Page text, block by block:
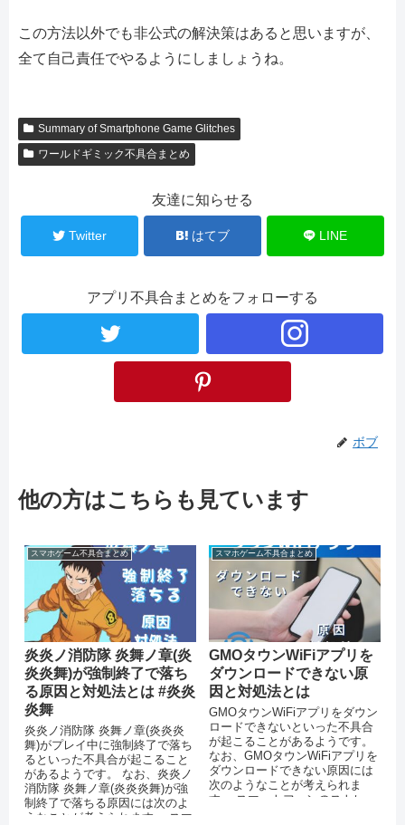
この方法以外でも非公式の解決策はあると思いますが、
全て自己責任でやるようにしましょうね。
Summary of Smartphone Game Glitches
ワールドギミック不具合まとめ
友達に知らせる
Twitter はてブ LINE
アプリ不具合まとめをフォローする
ボブ
他の方はこちらも見ています
スマホゲーム不具合まとめ
炎炎ノ消防隊 炎舞ノ章(炎
炎炎舞)が強制終了で落ち
る原因と対処法とは #炎炎
炎舞
炎炎ノ消防隊 炎舞ノ章(炎炎炎
舞)がプレイ中に強制終了で落ち
るといった不具合が起こること
があるようです。 なお、炎炎ノ
消防隊 炎舞ノ章(炎炎炎舞)が強
制終了で落ちる原因には次のよ
うなことが考えられます。 スマ
スマホゲーム不具合まとめ
GMOタウンWiFiアプリを
ダウンロードできない原
因と対処法とは
GMOタウンWiFiアプリをダウン
ロードできないといった不具合
が起こることがあるようです。
なお、GMOタウンWiFiアプリを
ダウンロードできない原因には
次のようなことが考えられま
す。 スマートフォンのストレー